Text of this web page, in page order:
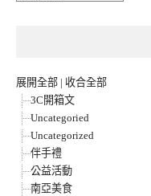
展開全部 | 收合全部
3C開箱文
Uncategoried
Uncategorized
伴手禮
公益活動
南亞美食